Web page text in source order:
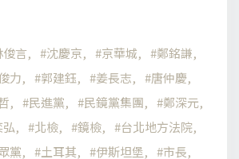
俊言 沈慶京 京華城
鄭銘謙
力 郭建鈺 姜長志
唐仲慶
民進黨 民鏡黨集團
鄭深元
北檢 鏡檢
台北地方法院
黨 土耳其 伊斯坦堡 市長